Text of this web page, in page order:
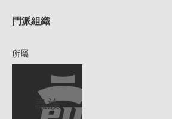
門派組織
所屬
蟲族